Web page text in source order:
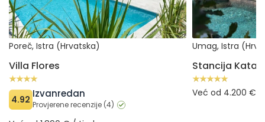
Poreč, Istra (Hrvatska)
Villa Flores
4.92 Izvanredan
Provjerene recenzije (4)
Umag, Istra
Stancija
Već od 4.200 €